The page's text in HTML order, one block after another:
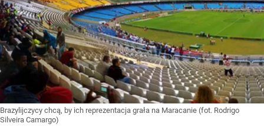
Brazylijczycy chcą, by ich reprezentacja grała na Maracanie (fot. Rodrigo
Silveira Camargo)